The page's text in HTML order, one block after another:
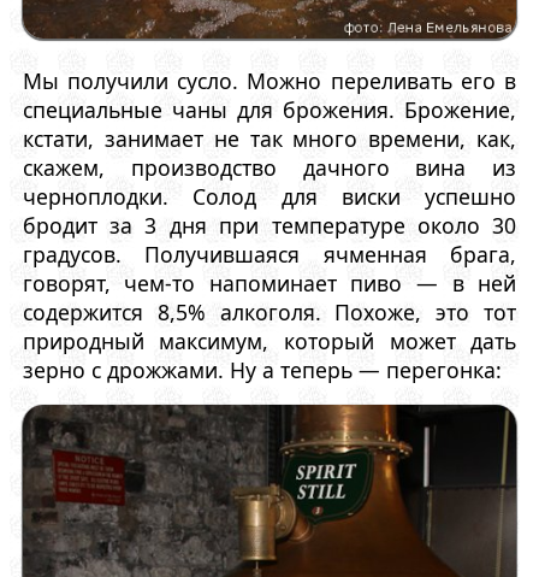
Мы получили сусло. Можно переливать его в
специальные чаны для брожения. Брожение,
кстати, занимает не так много времени, как,
скажем, производство дачного вина из
черноплодки. Солод для виски успешно
бродит за 3 дня при температуре около 30
градусов. Получившаяся ячменная брага,
говорят, чем-то напоминает пиво — в ней
содержится 8,5% алкоголя. Похоже, это тот
природный максимум, который может дать
зерно с дрожжами. Ну а теперь — перегонка: